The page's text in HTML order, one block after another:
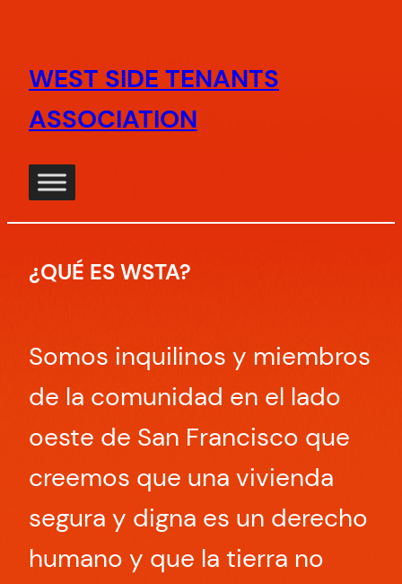
contenido
WEST SIDE TENANTS
ASSOCIATION
¿QUÉ ES WSTA?
Somos inquilinos y miembros
de la comunidad en el lado
oeste de San Francisco que
creemos que una vivienda
segura y digna es un derecho
humano y que la tierra no